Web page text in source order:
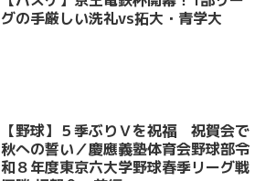
グの手厳しい洗礼vs拓大・青学大
【野球】５季ぶりＶを祝福 祝賀会で
秋への誓い／慶應義塾体育会野球部令
和８年度東京六大学野球春季リーグ戦